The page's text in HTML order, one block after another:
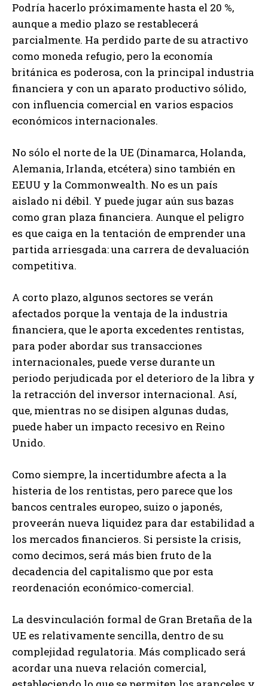
Podría hacerlo próximamente hasta el 20 %,
aunque a medio plazo se restablecerá
parcialmente. Ha perdido parte de su atractivo
como moneda refugio, pero la economía
británica es poderosa, con la principal industria
financiera y con un aparato productivo sólido,
con influencia comercial en varios espacios
económicos internacionales.
No sólo el norte de la UE (Dinamarca, Holanda,
Alemania, Irlanda, etcétera) sino también en
EEUU y la Commonwealth. No es un país
aislado ni débil. Y puede jugar aún sus bazas
como gran plaza financiera. Aunque el peligro
es que caiga en la tentación de emprender una
partida arriesgada: una carrera de devaluación
competitiva.
A corto plazo, algunos sectores se verán
afectados porque la ventaja de la industria
financiera, que le aporta excedentes rentistas,
para poder abordar sus transacciones
internacionales, puede verse durante un
periodo perjudicada por el deterioro de la libra y
la retracción del inversor internacional. Así,
que, mientras no se disipen algunas dudas,
puede haber un impacto recesivo en Reino
Unido.
Como siempre, la incertidumbre afecta a la
histeria de los rentistas, pero parece que los
bancos centrales europeo, suizo o japonés,
proveerán nueva liquidez para dar estabilidad a
los mercados financieros. Si persiste la crisis,
como decimos, será más bien fruto de la
decadencia del capitalismo que por esta
reordenación económico-comercial.
La desvinculación formal de Gran Bretaña de la
UE es relativamente sencilla, dentro de su
complejidad regulatoria. Más complicado será
acordar una nueva relación comercial,